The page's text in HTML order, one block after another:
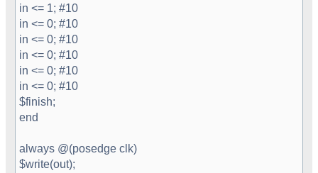
in <= 1; #10
in <= 0; #10
in <= 0; #10
in <= 0; #10
in <= 0; #10
in <= 0; #10
$finish;
end
always @(posedge clk)
$write(out);